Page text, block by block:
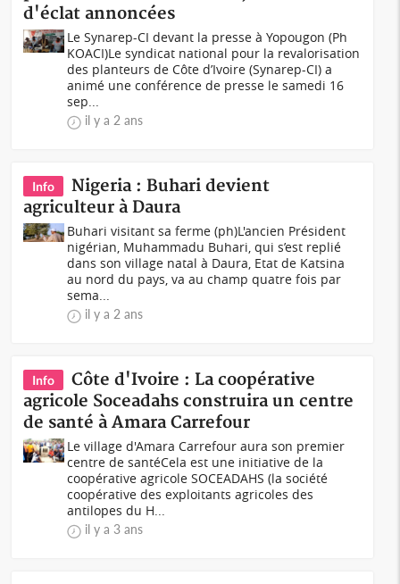
d'éclat annoncées
Le Synarep-CI devant la presse à Yopougon (Ph
KOACI) Le syndicat national pour la revalorisation
des planteurs de Côte d’Ivoire (Synarep-CI) a
animé une conférence de presse le samedi 16
sep...
il y a 2 ans
Info
Nigeria : Buhari devient
agriculteur à Daura
Buhari visitant sa ferme (ph)L'ancien Président
nigérian, Muhammadu Buhari, qui s’est replié
dans son village natal à Daura, Etat de Katsina
au nord du pays, va au champ quatre fois par
sema...
il y a 2 ans
Info
Côte d'Ivoire : La coopérative
agricole Soceadahs construira un centre
de santé à Amara Carrefour
Le village d'Amara Carrefour aura son premier
centre de santéCela est une initiative de la
coopérative agricole SOCEADAHS (la société
coopérative des exploitants agricoles des
antilopes du H...
il y a 3 ans